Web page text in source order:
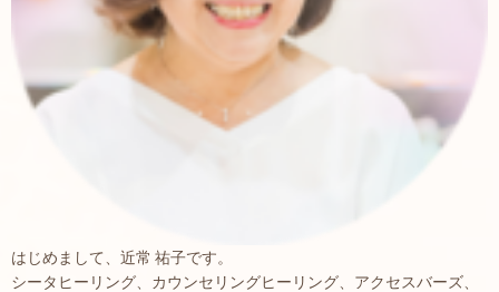
はじめまして、近常 祐子です。
シータヒーリング、カウンセリングヒーリング、アクセスバーズ、